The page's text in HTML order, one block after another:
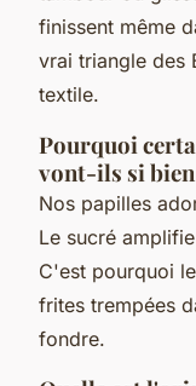
finissent même
vrai triangle des
textile.
Pourquoi
vont-ils si bien
Nos papilles
Le sucré
C'est pourquoi
frites trempées
fondre.